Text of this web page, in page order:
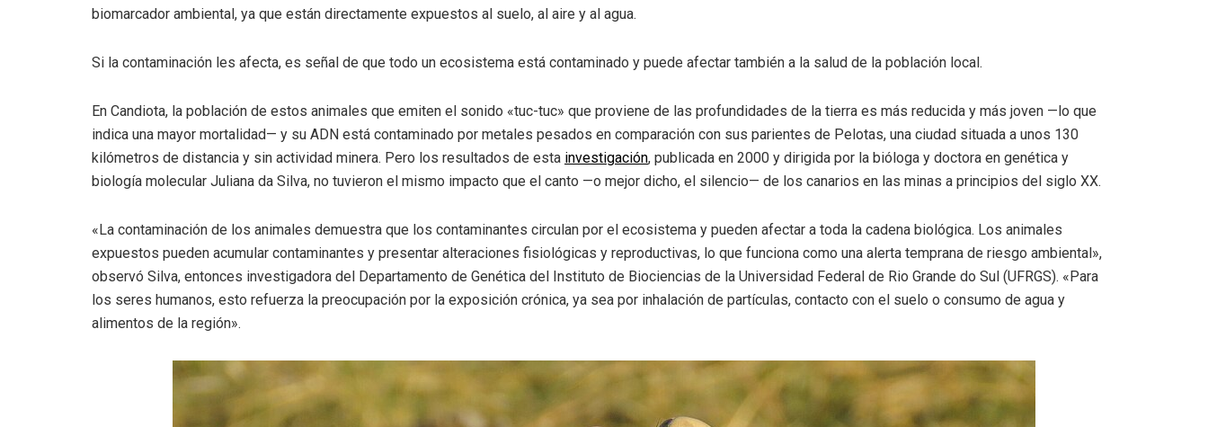
biomarcador ambiental, ya que están directamente expuestos al suelo, al aire y al agua.
Si la contaminación les afecta, es señal de que todo un ecosistema está contaminado y puede afectar también a la salud de la población local.
En Candiota, la población de estos animales que emiten el sonido «tuc-tuc» que proviene de las profundidades de la tierra es más reducida y más joven —lo que
indica una mayor mortalidad— y su ADN está contaminado por metales pesados en comparación con sus parientes de Pelotas, una ciudad situada a unos 130
kilómetros de distancia y sin actividad minera. Pero los resultados de esta investigación, publicada en 2000 y dirigida por la bióloga y doctora en genética y
biología molecular Juliana da Silva, no tuvieron el mismo impacto que el canto —o mejor dicho, el silencio— de los canarios en las minas a principios del siglo XX.
«La contaminación de los animales demuestra que los contaminantes circulan por el ecosistema y pueden afectar a toda la cadena biológica. Los animales
expuestos pueden acumular contaminantes y presentar alteraciones fisiológicas y reproductivas, lo que funciona como una alerta temprana de riesgo ambiental»,
observó Silva, entonces investigadora del Departamento de Genética del Instituto de Biociencias de la Universidad Federal de Rio Grande do Sul (UFRGS). «Para
los seres humanos, esto refuerza la preocupación por la exposición crónica, ya sea por inhalación de partículas, contacto con el suelo o consumo de agua y
alimentos de la región».